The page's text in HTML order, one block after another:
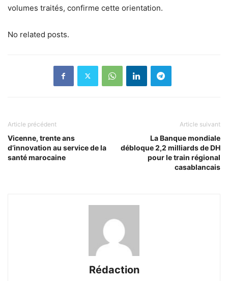
volumes traités, confirme cette orientation.
No related posts.
Article précédent
Vicenne, trente ans
d’innovation au service de la
santé marocaine
Article suivant
La Banque mondiale
débloque 2,2 milliards de DH
pour le train régional
casablancais
Rédaction